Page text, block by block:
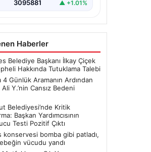
3095881 ▲ +1.01%
Haberler
Belediye Başkanı İlkay Çiçek
Hakkında Tutuklama Talebi
4 Günlük Aramanın Ardından
Y.’nin Cansız Bedeni
Belediyesi’nde Kritik
Başkan Yardımcısının
Testi Pozitif Çıktı
konservesi bomba gibi patladı,
vücudu yandı